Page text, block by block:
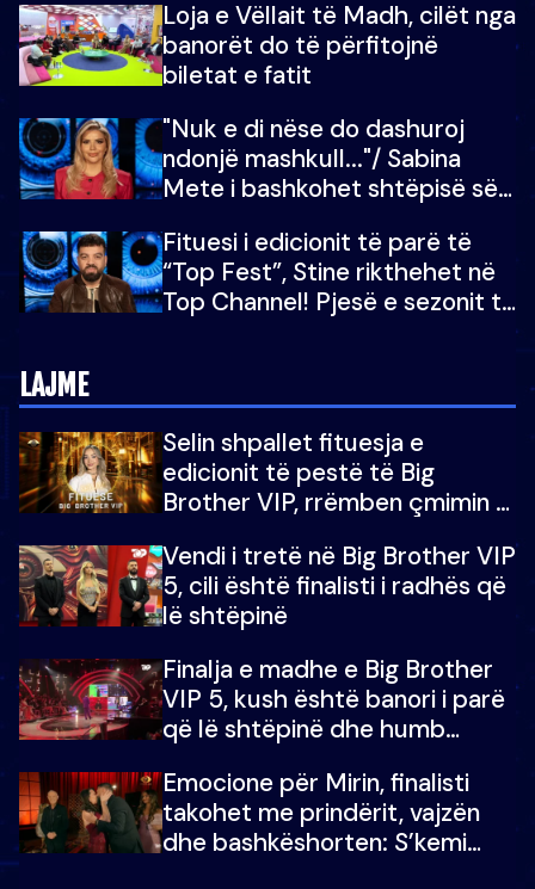
do të martoheshim, por zemra
mu copëtua
Loja e Vëllait të Madh, cilët nga
banorët do të përfitojnë
biletat e fatit
"Nuk e di nëse do dashuroj
ndonjë mashkull..."/ Sabina
Mete i bashkohet shtëpisë së
për në fund!
Fituesi i edicionit të parë të
“Top Fest”, Stine rikthehet në
Top Channel! Pjesë e sezonit të
LAJME
Selin shpallet fituesja e
edicionit të pestë të Big
Brother VIP, rrëmben çmimin e
Vendi i tretë në Big Brother VIP
5, cili është finalisti i radhës që
lë shtëpinë
Finalja e madhe e Big Brother
VIP 5, kush është banori i parë
që lë shtëpinë dhe humb
çmimin e madh
Emocione për Mirin, finalisti
takohet me prindërit, vajzën
dhe bashkëshorten: S’kemi